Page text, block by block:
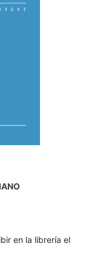
en la librería el